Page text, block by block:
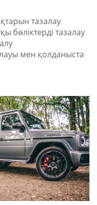
тазалау
бөліктерді тазалау
мен қолданыста